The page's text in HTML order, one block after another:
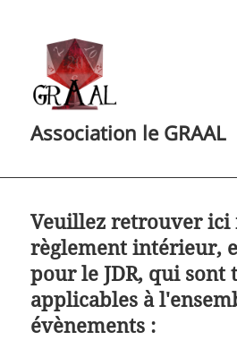
Association le GRAAL
Veuillez retrouver ici
règlement intérieur,
pour le JDR, qui sont
applicables à
évènements :